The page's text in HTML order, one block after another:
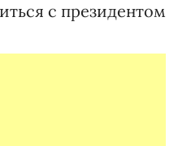
с президентом